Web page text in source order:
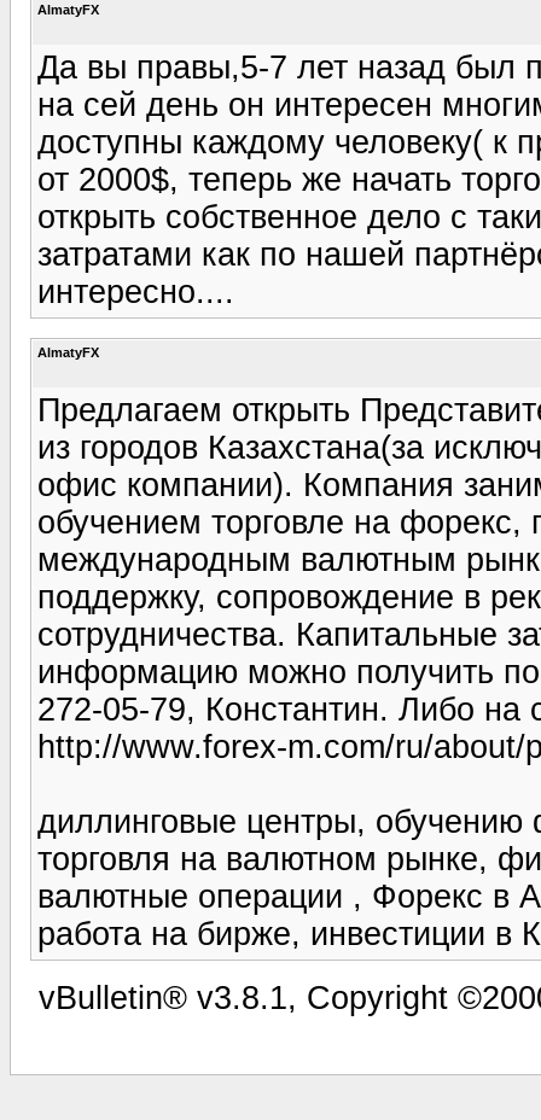
AlmatyFX
Да вы правы,5-7 лет назад был
на сей день он интересен
доступны каждому человеку( к
от 2000$, теперь же начать
открыть собственное дело с
затратами как по нашей
интересно....
AlmatyFX
Предлагаем открыть
из городов Казахстана(за
офис компании). Компания
обучением торговле на форекс,
международным валютным
поддержку, сопровождение в
сотрудничества. Капитальные
информацию можно получить
272-05-79, Константин. Либо на
http://www.forex-m.com/ru/about/
диллинговые центры, обучению
торговля на валютном рынке,
валютные операции , Форекс в
работа на бирже, инвестиции в
vBulletin® v3.8.1, Copyright